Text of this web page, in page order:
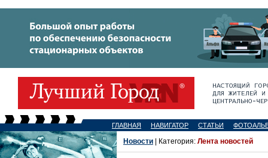
ГЛАВНАЯ НАВИГАТОР СТАТЬИ
Новости | Категория: Лента новостей